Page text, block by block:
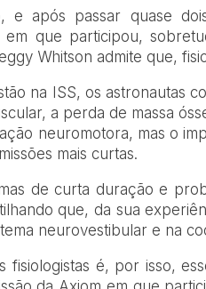
e após passar quase
em que participou,
Whitson admite que,
na ISS, os astronautas
a perda de massa
neuromotora, mas o
mais curtas.
de curta duração e
que, da sua
neurovestibular e na
fisiologistas é, por isso,